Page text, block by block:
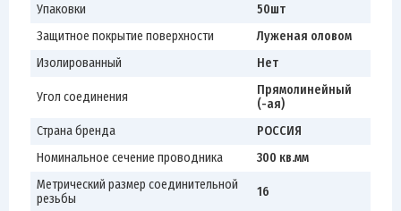
Упаковки
50шт
Защитное покрытие поверхности
Луженая оловом
Изолированный
Нет
Угол соединения
Прямолинейный
(-ая)
Страна бренда
РОССИЯ
Номинальное сечение проводника
300 кв.мм
Метрический размер соединительной
резьбы
16